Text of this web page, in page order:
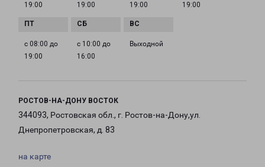
19:00 19:00 19:00 19:00
с 08:00 до
19:00
с 10:00 до
16:00
Выходной
РОСТОВ-НА-ДОНУ ВОСТОК
344093, Ростовская обл., г. Ростов-на-Дону,ул.
Днепропетровская, д. 83
на карте